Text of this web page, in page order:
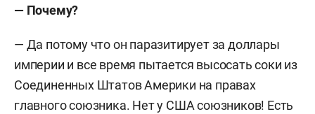
— Почему?
— Да потому что он паразитирует за доллары
империи и все время пытается высосать соки из
Соединенных Штатов Америки на правах
главного союзника. Нет у США союзников! Есть